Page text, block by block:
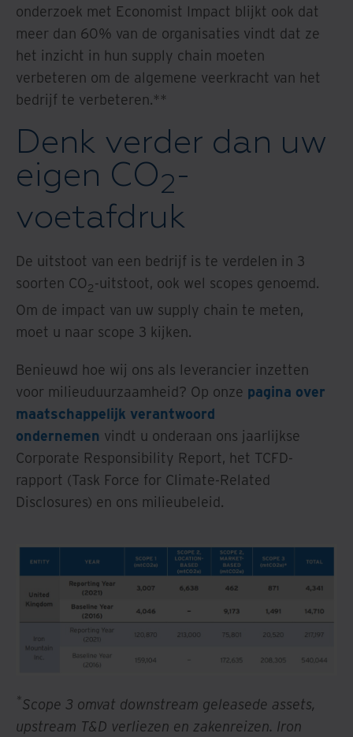
onderzoek met Economist Impact blijkt ook dat
meer dan 60% van de organisaties vindt dat ze
het inzicht in hun supply chain moeten
verbeteren om de algemene veerkracht van het
bedrijf te verbeteren.**
Denk verder dan uw
eigen CO2-
voetafdruk
De uitstoot van een bedrijf is te verdelen in 3
soorten CO2-uitstoot, ook wel scopes genoemd.
Om de impact van uw supply chain te meten,
moet u naar scope 3 kijken.
Benieuwd hoe wij ons als leverancier inzetten
voor milieuduurzaamheid? Op onze pagina over
maatschappelijk verantwoord
ondernemen vindt u onderaan ons jaarlijkse
Corporate Responsibility Report, het TCFD-
rapport (Task Force for Climate-Related
Disclosures) en ons milieubeleid.
*Scope 3 omvat downstream geleasede assets,
upstream T&D verliezen en zakenreizen. Iron